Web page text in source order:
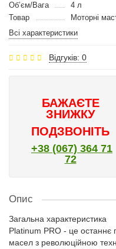
Об’єм/Вага
4 л
Товар
Моторні
Всі характеристики
Відгуків: 0
БАЖАЄТЕ
ЗНИЖКУ
ПОДЗВОНІТЬ
+38 (067) 364 71
72
Опис
Загальна характеристика
Platinum PRO - це останнє
масел з революційною